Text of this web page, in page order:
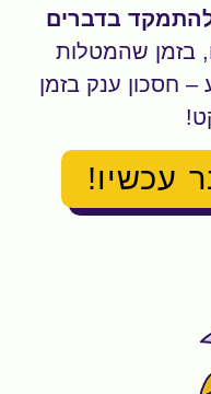
בדברים
, בזמן שהמטלות
– חסכון ענק בזמן
עכשיו!